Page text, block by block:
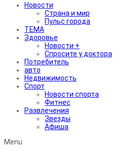
Новости
Страна и мир
Пульс города
ТЕМА
Здоровье
Новости +
Спросите у доктора
Потребитель
авто
Недвижимость
Спорт
Новости спорта
Фитнес
Развлечения
Звезды
Афиша
Menu